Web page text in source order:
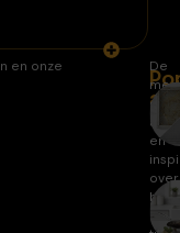
en onze
De
en
over
huis